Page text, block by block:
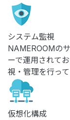
システム監視
NAMEROOMの
ーで運用されて
視・管理を行って
仮想化構成